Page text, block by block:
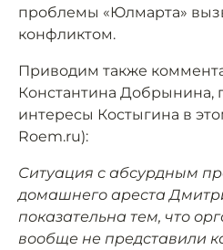
проблемы «Юлмарта»
конфликтом.
Приводим также
Константина Добрынина,
интересы Костыгина в
Roem.ru):
Ситуация с абсурдным
домашнего ареста
показательна тем, что
вообще не представили